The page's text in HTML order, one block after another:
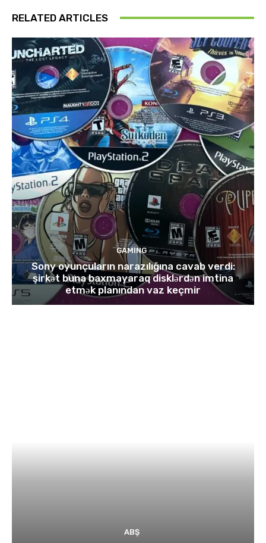
RELATED ARTICLES
GAMING
Sony oyunçuların narazılığına cavab verdi:
şirkət buna baxmayaraq disklərdən imtina
etmək planından vaz keçmir
ABŞ